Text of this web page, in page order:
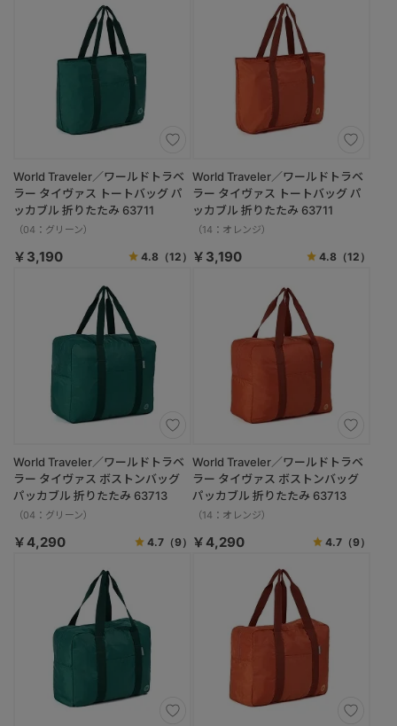
World Traveler／ワールドトラベ
ラー タイヴァス トートバッグ パ
ッカブル 折りたたみ 63711
（04：グリーン）
￥3,190 4.8（12）
World Traveler／ワールドトラベ
ラー タイヴァス トートバッグ パ
ッカブル 折りたたみ 63711
（14：オレンジ）
￥3,190 4.8 （12）
World Traveler／ワールドトラベ
ラー タイヴァス ボストンバッグ
パッカブル 折りたたみ 63713
（04：グリーン）
￥4,290 4.7（9）
World Traveler／ワールドトラベ
ラー タイヴァス ボストンバッグ
パッカブル 折りたたみ 63713
（14：オレンジ）
￥4,290 4.7 （9）